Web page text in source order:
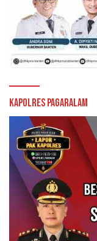
Kapolres Pagaralam